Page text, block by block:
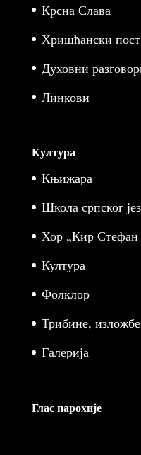
Крсна Слава
Хришћански пост
Духовни
Линкови
Култура
Књижара
Школа српског
Хор „Кир Стефан
Култура
Фолклор
Трибине,
Галерија
Глас парохије